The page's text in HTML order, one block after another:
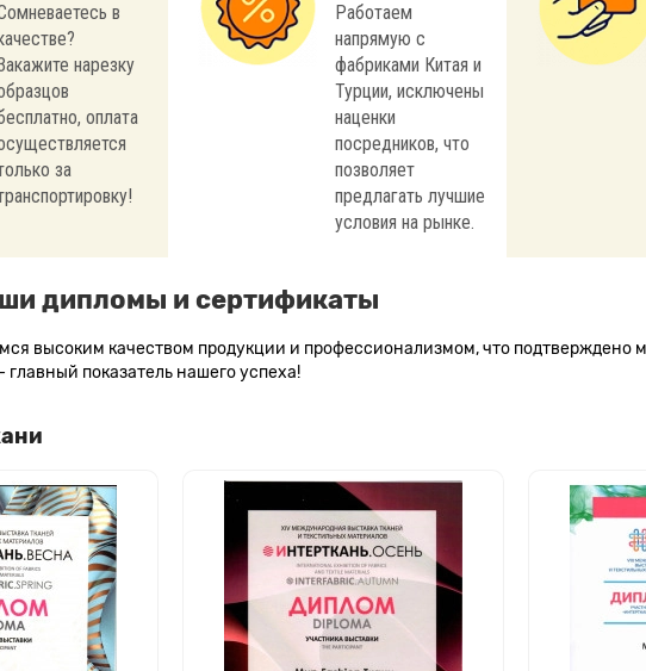
в
нарезку
оплата
за
Работаем
напрямую с
фабриками Китая и
Турции, исключены
наценки
посредников, что
позволяет
предлагать лучшие
условия на рынке.
дипломы и сертификаты
высоким качеством продукции и профессионализмом, что подтверждено
показатель нашего успеха!